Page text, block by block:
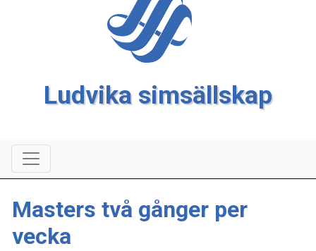
Ludvika simsällskap
Masters två gånger per
vecka